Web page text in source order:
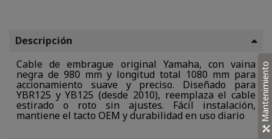
Descripción
Cable de embrague original Yamaha, con vaina
negra de 980 mm y longitud total 1080 mm para
accionamiento suave y preciso. Diseñado para
YBR125 y YB125 (desde 2010), reemplaza el cable
estirado o roto sin ajustes. Fácil instalación,
mantiene el tacto OEM y durabilidad en uso diario Mantenimiento